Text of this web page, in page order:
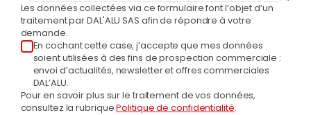
Les données collectées via ce formulaire font l’objet d’un
traitement par DAL'ALU SAS afin de répondre à votre
demande.
En cochant cette case, j’accepte que mes données
soient utilisées à des fins de prospection commerciale :
envoi d’actualités, newsletter et offres commerciales
DAL’ALU.
Pour en savoir plus sur le traitement de vos données,
consultez la rubriquePolitique de confidentialité.